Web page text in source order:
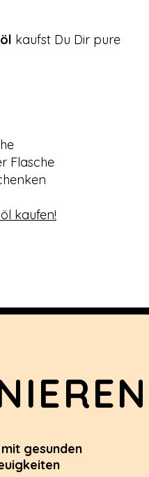
kaufst Du Dir pure
Flasche
kaufen!
gesunden